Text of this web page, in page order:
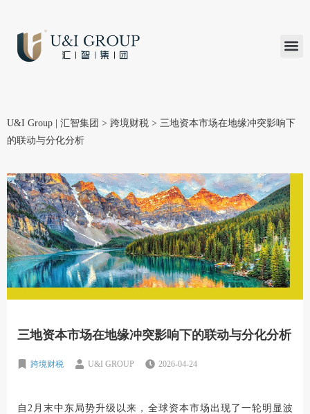
U&I Group | 汇智集团 > 跨境财税 > 三地资本市场在地缘冲突影响下
的联动与分化分析
三地资本市场在地缘冲突影响下的联动与分化分析
跨境财税 U&I GROUP 2026-04-24
自2月末中东局势升级以来，全球资本市场出现了一轮明显波